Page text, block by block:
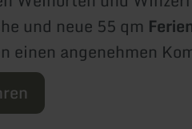
und neue 55 qm
einen angenehmen